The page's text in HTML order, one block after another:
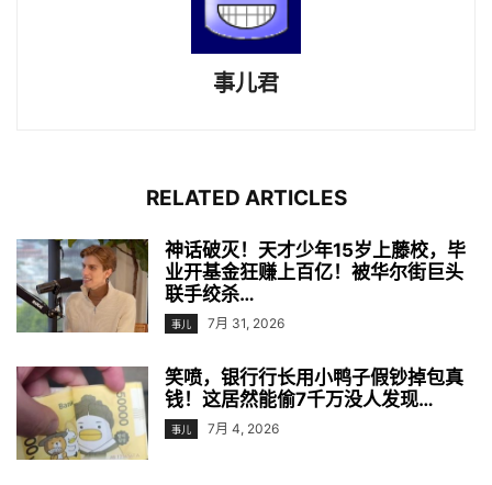
事儿君
RELATED ARTICLES
神话破灭！天才少年15岁上藤校，毕
业开基金狂赚上百亿！被华尔街巨头
联手绞杀…
事儿 7月 31, 2026
笑喷，银行行长用小鸭子假钞掉包真
钱！这居然能偷7千万没人发现…
事儿 7月 4, 2026